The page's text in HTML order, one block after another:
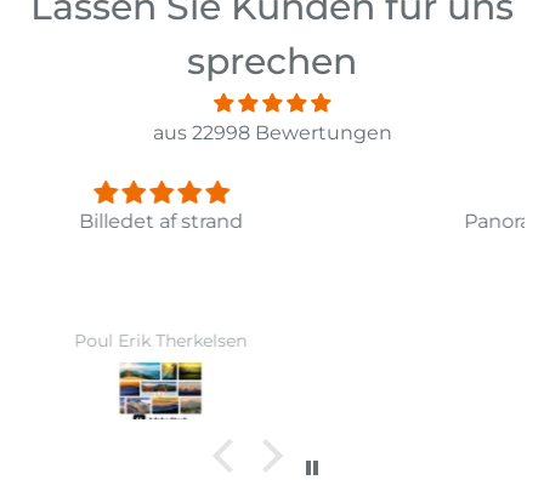
sprechen
aus 22998 Bewertungen
Panorama Leinwandbild 3-teilig Old Pier Ii
Ward Monballiu